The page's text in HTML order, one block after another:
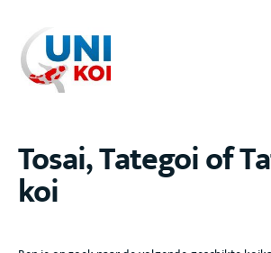
Tosai, Tategoi of
koi